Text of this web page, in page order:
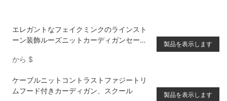
エレガントなフェイクミンクのラインスト
ーン装飾ルーズニットカーディガンセータ
から $
製品を表示します
ケーブルニットコントラストファジートリ
ムフード付きカーディガン、スクール
製品を表示します